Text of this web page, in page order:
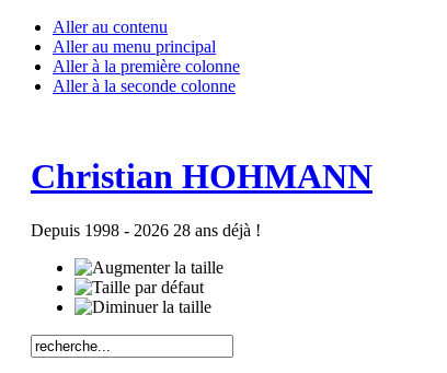
Aller au contenu
Aller au menu principal
Aller à la première colonne
Aller à la seconde colonne
Christian HOHMANN
Depuis 1998 - 2026 28 ans déjà !